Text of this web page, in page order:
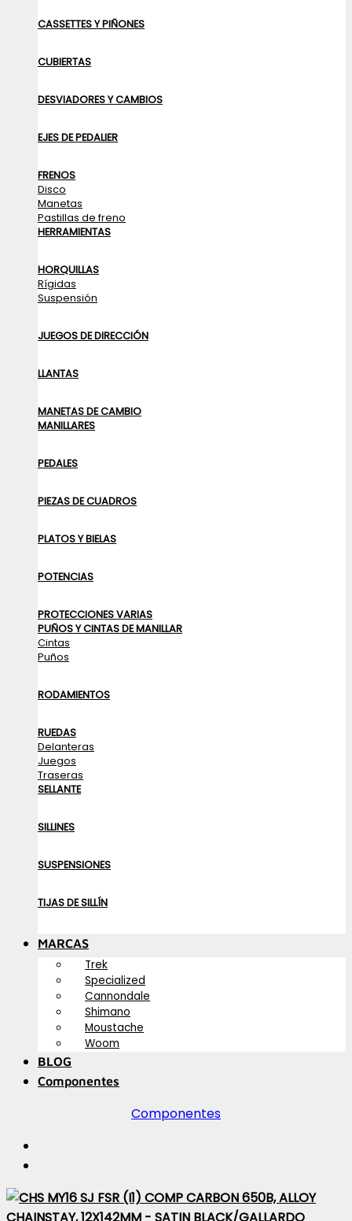
CASSETTES Y PIÑONES
CUBIERTAS
DESVIADORES Y CAMBIOS
EJES DE PEDALIER
FRENOS
Disco
Manetas
Pastillas de freno
HERRAMIENTAS
HORQUILLAS
Rígidas
Suspensión
JUEGOS DE DIRECCIÓN
LLANTAS
MANETAS DE CAMBIO
MANILLARES
PEDALES
PIEZAS DE CUADROS
PLATOS Y BIELAS
POTENCIAS
PROTECCIONES VARIAS
PUÑOS Y CINTAS DE MANILLAR
Cintas
Puños
RODAMIENTOS
RUEDAS
Delanteras
Juegos
Traseras
SELLANTE
SILLINES
SUSPENSIONES
TIJAS DE SILLÍN
MARCAS
Trek
Specialized
Cannondale
Shimano
Moustache
Woom
BLOG
Componentes
Componentes